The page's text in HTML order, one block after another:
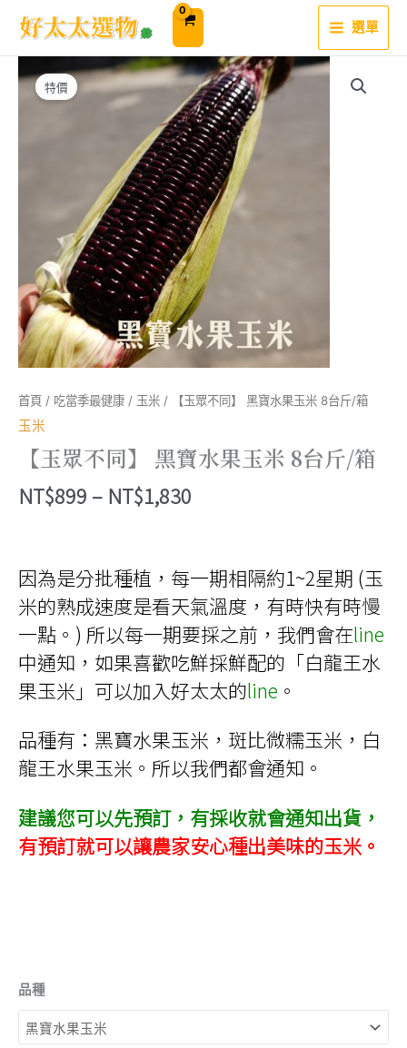
內
選單
特價
首頁 / 吃當季最健康 / 玉米 / 【玉眾不同】 黑寶水果玉米 8台斤/箱
玉米
【玉眾不同】 黑寶水果玉米 8台斤/箱
NT$899 – NT$1,830
圍：
NT$899
到
NT$1,830
因為是分批種植，每一期相隔約1~2星期 (玉
米的熟成速度是看天氣溫度，有時快有時慢
一點。) 所以每一期要採之前，我們會在line
中通知，如果喜歡吃鮮採鮮配的「白龍王水
果玉米」可以加入好太太的line 。
品種有：黑寶水果玉米，斑比微糯玉米，白
龍王水果玉米。所以我們都會通知。
建議您可以先預訂，有採收就會通知出貨，
有預訂就可以讓農家安心種出美味的玉米。
品種